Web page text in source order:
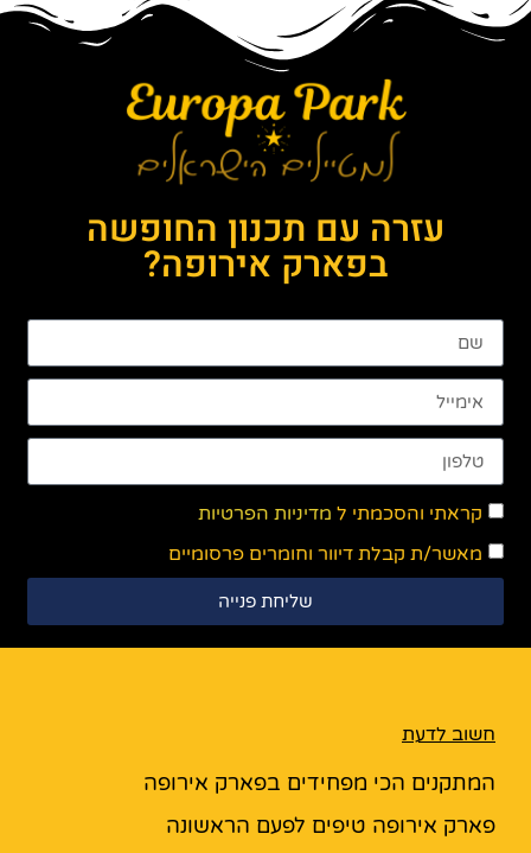
עזרה עם תכנון החופשה
בפארק אירופה?
קראתי והסכמתי ל מדיניות הפרטיות
מאשר/ת קבלת דיוור וחומרים פרסומיים
שליחת פנייה
חשוב לדעת
המתקנים הכי מפחידים בפארק אירופה
פארק אירופה טיפים לפעם הראשונה